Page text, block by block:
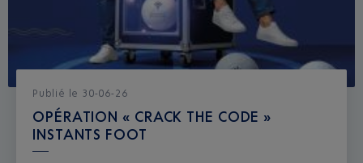
Publié le 30-06-26
OPÉRATION « CRACK THE CODE »
INSTANTS FOOT